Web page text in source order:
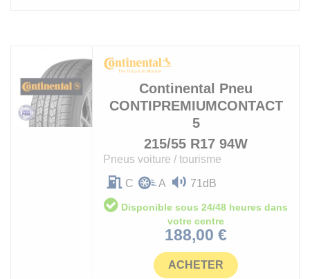
Continental Pneu
CONTIPREMIUMCONTACT
5
215/55 R17 94W
Pneus voiture / tourisme
C A 71dB
Disponible sous 24/48 heures dans
votre centre
Prix
188,00 €
ACHETER